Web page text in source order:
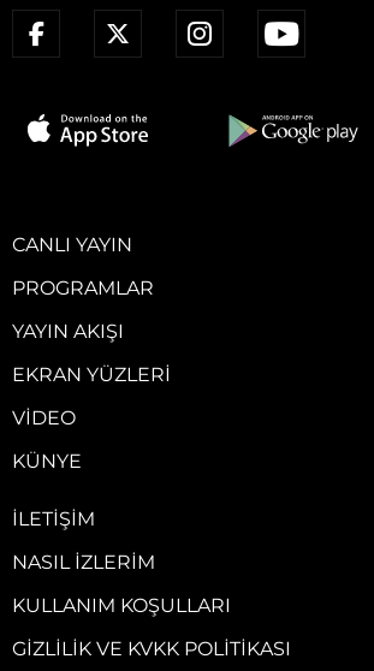
CANLI YAYIN
PROGRAMLAR
YAYIN AKIŞI
EKRAN YÜZLERI
VIDEO
KÜNYE
İLETIŞIM
NASIL İZLERIM
KULLANIM KOŞULLARI
GIZLILIK VE KVKK POLITIKASI